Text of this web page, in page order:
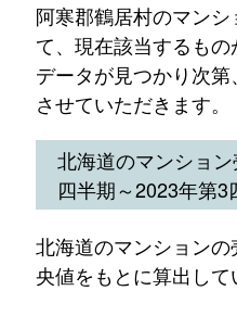
阿寒郡鶴居村のマン
て、現在該当するも
データが見つかり次
させていただきます。
北海道のマンショ
四半期～2023年第3
北海道のマンション
央値をもとに算出して